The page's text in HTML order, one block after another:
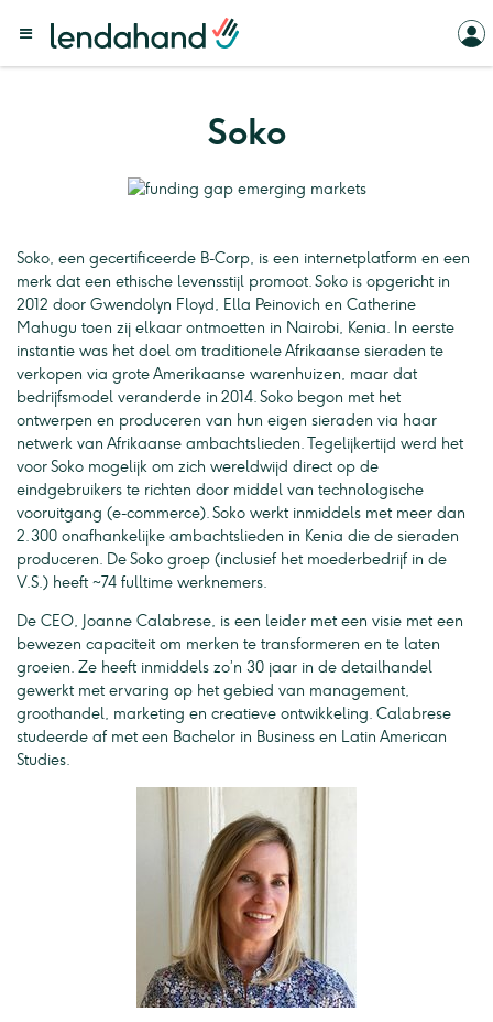
Soko
Soko, een gecertificeerde B-Corp, is een internetplatform en een
merk dat een ethische levensstijl promoot. Soko is opgericht in
2012 door Gwendolyn Floyd, Ella Peinovich en Catherine
Mahugu toen zij elkaar ontmoetten in Nairobi, Kenia. In eerste
instantie was het doel om traditionele Afrikaanse sieraden te
verkopen via grote Amerikaanse warenhuizen, maar dat
bedrijfsmodel veranderde in 2014. Soko begon met het
ontwerpen en produceren van hun eigen sieraden via haar
netwerk van Afrikaanse ambachtslieden. Tegelijkertijd werd het
voor Soko mogelijk om zich wereldwijd direct op de
eindgebruikers te richten door middel van technologische
vooruitgang (e-commerce). Soko werkt inmiddels met meer dan
2.300 onafhankelijke ambachtslieden in Kenia die de sieraden
produceren. De Soko groep (inclusief het moederbedrijf in de
V.S.) heeft ~74 fulltime werknemers.
De CEO, Joanne Calabrese, is een leider met een visie met een
bewezen capaciteit om merken te transformeren en te laten
groeien. Ze heeft inmiddels zo’n 30 jaar in de detailhandel
gewerkt met ervaring op het gebied van management,
groothandel, marketing en creatieve ontwikkeling. Calabrese
studeerde af met een Bachelor in Business en Latin American
Studies.